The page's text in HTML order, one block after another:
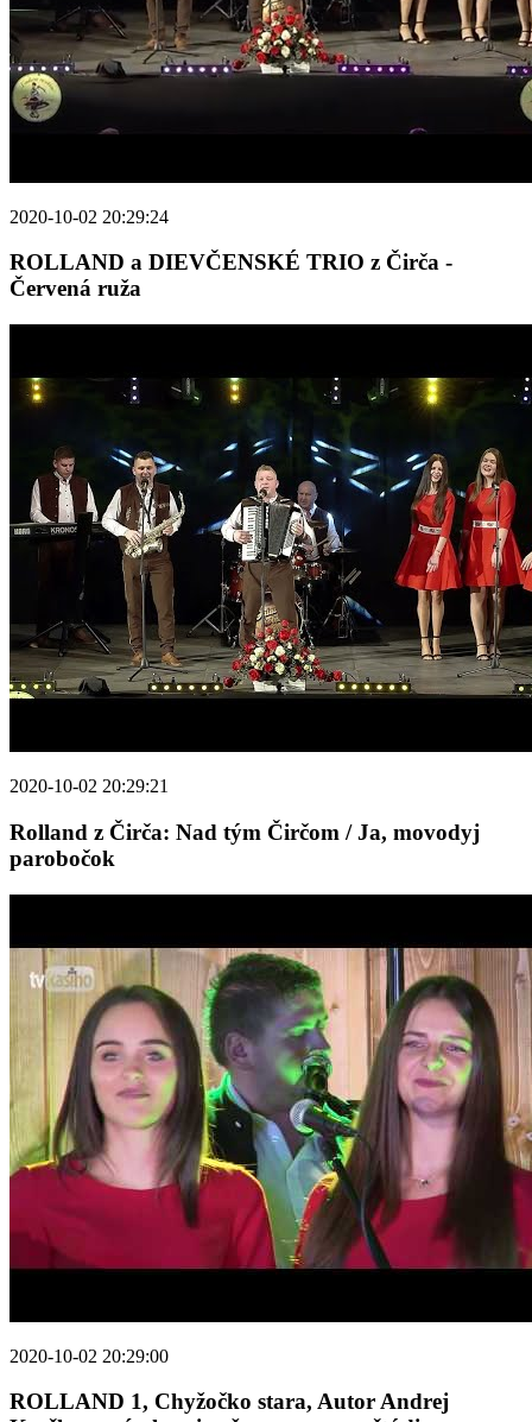
2020-10-02 20:29:24
ROLLAND a DIEVČENSKÉ TRIO z Čirča -
Červená ruža
2020-10-02 20:29:21
Rolland z Čirča: Nad tým Čirčom / Ja, movodyj
parobočok
2020-10-02 20:29:00
ROLLAND 1, Chyžočko stara, Autor Andrej